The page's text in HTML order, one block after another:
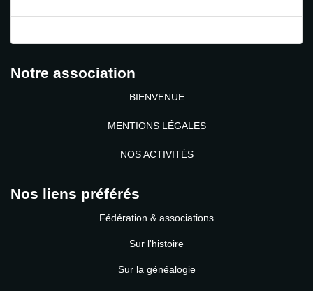
Notre association
BIENVENUE
MENTIONS LÉGALES
NOS ACTIVITÉS
Nos liens préférés
Fédération & associations
Sur l'histoire
Sur la généalogie